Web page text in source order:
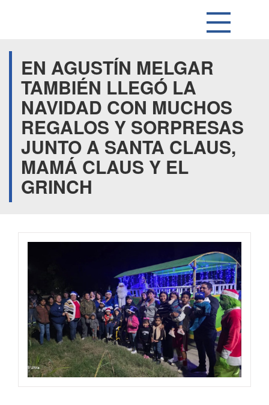
EN AGUSTÍN MELGAR
TAMBIÉN LLEGÓ LA
NAVIDAD CON MUCHOS
REGALOS Y SORPRESAS
JUNTO A SANTA CLAUS,
MAMÁ CLAUS Y EL
GRINCH